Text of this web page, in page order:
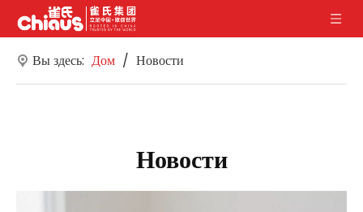
Вы здесь: Дом / Новости
Новости